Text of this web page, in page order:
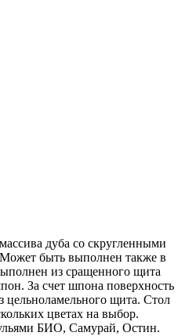
дуба со скругленными
быть выполнен также в
из сращенного щита
За счет шпона поверхность
цельноламельного щита. Стол
цветах на выбор.
БИО, Самурай, Остин.